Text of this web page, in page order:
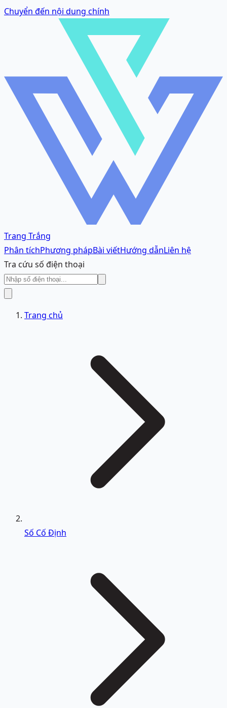
Chuyển đến nội dung chính
Trang Trắng
Phân tíchPhương phápBài viếtHướng dẫnLiên hệ
Tra cứu số điện thoại
Trang chủ
Số Cố Định